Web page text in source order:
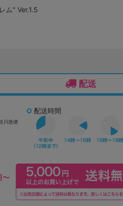
ム" Ver.1.5
配送
川急便
配送時間